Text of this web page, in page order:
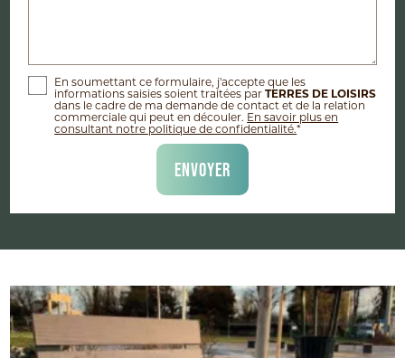
En soumettant ce formulaire, j'accepte que les
informations saisies soient traitées parTERRES DE LOISIRS
dans le cadre de ma demande de contact et de la relation
commerciale qui peut en découler. En savoir plus en
consultant notre politique de confidentialité.*